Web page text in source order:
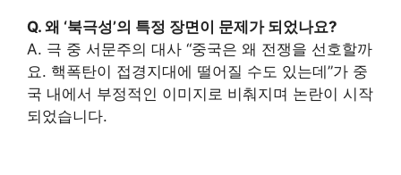
Q. 왜 ‘북극성’의 특정 장면이 문제가 되었나요?
A. 극 중 서문주의 대사 “중국은 왜 전쟁을 선호할까
요. 핵폭탄이 접경지대에 떨어질 수도 있는데”가 중
국 내에서 부정적인 이미지로 비춰지며 논란이 시작
되었습니다.